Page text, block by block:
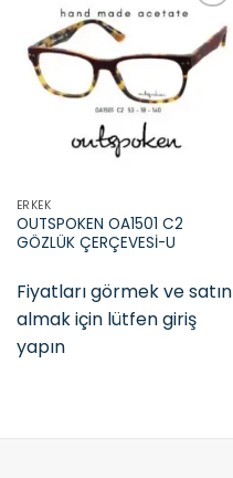
Add to
wishlist
ERKEK
OUTSPOKEN OA1501 C2
GÖZLÜK ÇERÇEVESİ-U
Fiyatları görmek ve satın
almak için lütfen giriş
yapın